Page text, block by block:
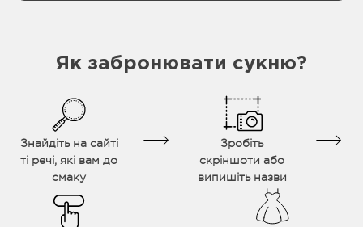
Як забронювати сукню?
Знайдіть на сайті
ті речі, які вам до
смаку
Зробіть
скріншоти або
випишіть назви